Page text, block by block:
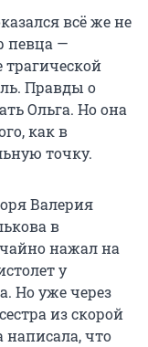
всё же не
певца —
Правды о
Ольга. Но она
как в
точку.
Валерия
в
нажал на
у
Но уже через
из скорой
написала, что